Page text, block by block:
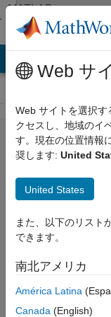
コンテンツへスキップ
MATLAB
Answers
Is it
possible
to get the
MAC
adress of
the
computer
by
MATLAB?
Web サ
Web サイトを選択す
クセスし、地域のイ
す。現在の位置情報
奨します: United
United States
また、以下のリスト
できます。
南北アメリカ
América Latina
Canada (English)